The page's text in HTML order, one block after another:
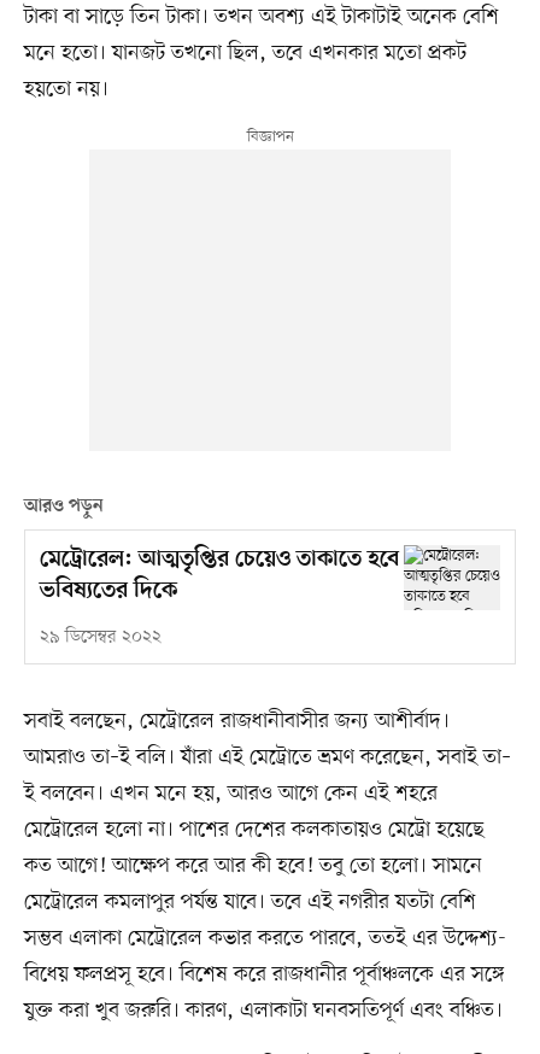
টাকা বা সাড়ে তিন টাকা। তখন অবশ্য এই টাকাটাই অনেক বেশি
মনে হতো। যানজট তখনো ছিল, তবে এখনকার মতো প্রকট
হয়তো নয়।
আরও পড়ুন
মেট্রোরেল: আত্মতৃপ্তির চেয়েও তাকাতে হবে
ভবিষ্যতের দিকে
২৯ ডিসেম্বর ২০২২
সবাই বলছেন, মেট্রোরেল রাজধানীবাসীর জন্য আশীর্বাদ।
আমরাও তা–ই বলি। যাঁরা এই মেট্রোতে ভ্রমণ করেছেন, সবাই তা–
ই বলবেন। এখন মনে হয়, আরও আগে কেন এই শহরে
মেট্রোরেল হলো না। পাশের দেশের কলকাতায়ও মেট্রো হয়েছে
কত আগে! আক্ষেপ করে আর কী হবে! তবু তো হলো। সামনে
মেট্রোরেল কমলাপুর পর্যন্ত যাবে। তবে এই নগরীর যতটা বেশি
সম্ভব এলাকা মেট্রোরেল কভার করতে পারবে, ততই এর উদ্দেশ্য-
বিধেয় ফলপ্রসূ হবে। বিশেষ করে রাজধানীর পূর্বাঞ্চলকে এর সঙ্গে
যুক্ত করা খুব জরুরি। কারণ, এলাকাটা ঘনবসতিপূর্ণ এবং বঞ্চিত।